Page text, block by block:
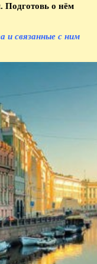
Подготовь о нём
и связанные с ним